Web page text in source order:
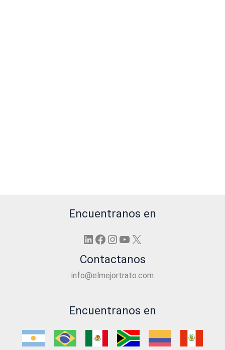
Encuentranos en
LinkedIn
Facebook
Instagram
YouTube
X
Contactanos
info@elmejortrato.com
Encuentranos en